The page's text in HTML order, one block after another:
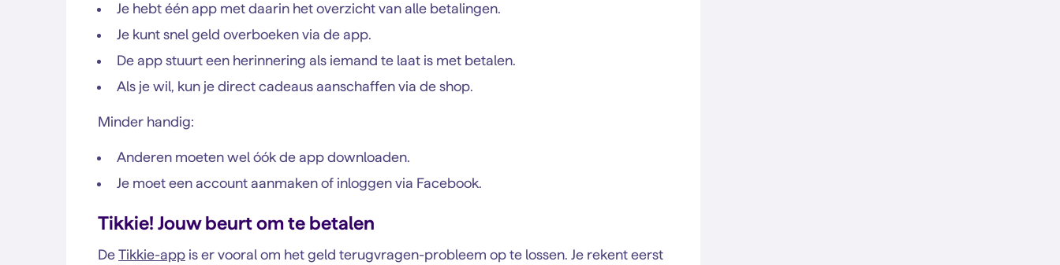
Je hebt één app met daarin het overzicht van alle betalingen.
Je kunt snel geld overboeken via de app.
De app stuurt een herinnering als iemand te laat is met betalen.
Als je wil, kun je direct cadeaus aanschaffen via de shop.
Minder handig:
Anderen moeten wel óók de app downloaden.
Je moet een account aanmaken of inloggen via Facebook.
Tikkie! Jouw beurt om te betalen
De Tikkie-app is er vooral om het geld terugvragen-probleem op te lossen. Je rekent eerst